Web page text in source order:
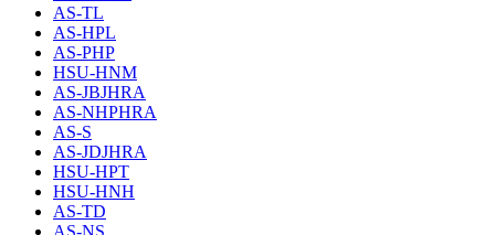
AS-TL
AS-HPL
AS-PHP
HSU-HNM
AS-JBJHRA
AS-NHPHRA
AS-S
AS-JDJHRA
HSU-HPT
HSU-HNH
AS-TD
AS-NS